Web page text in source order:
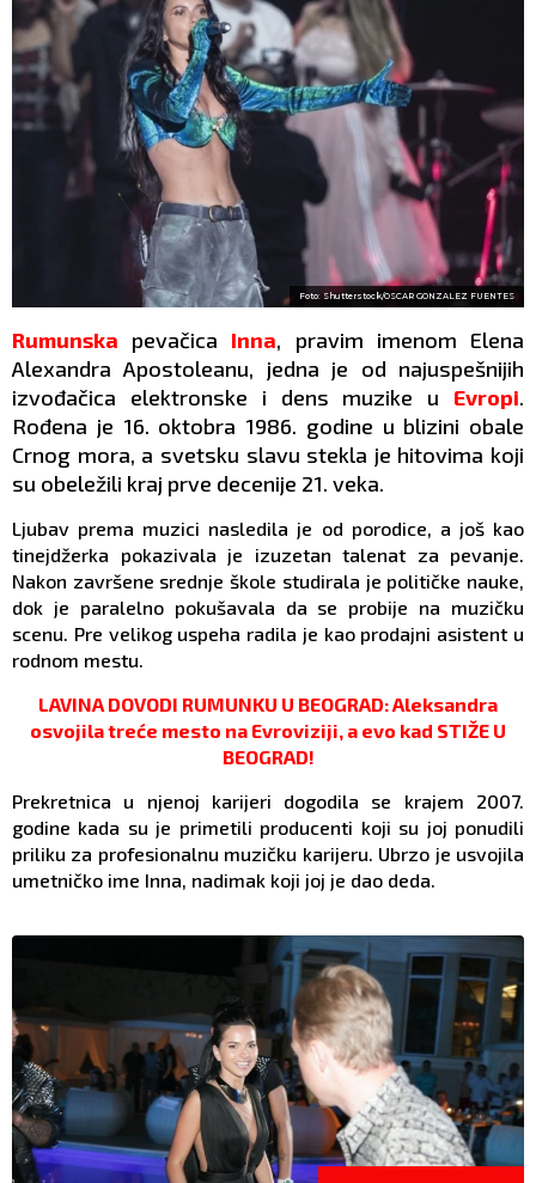
Foto: Shutterstock/OSCAR GONZALEZ FUENTES
Rumunska pevačica Inna, pravim imenom Elena
Alexandra Apostoleanu, jedna je od najuspešnijih
izvođačica elektronske i dens muzike u Evropi.
Rođena je 16. oktobra 1986. godine u blizini obale
Crnog mora, a svetsku slavu stekla je hitovima koji
su obeležili kraj prve decenije 21. veka.
Ljubav prema muzici nasledila je od porodice, a još kao
tinejdžerka pokazivala je izuzetan talenat za pevanje.
Nakon završene srednje škole studirala je političke nauke,
dok je paralelno pokušavala da se probije na muzičku
scenu. Pre velikog uspeha radila je kao prodajni asistent u
rodnom mestu.
LAVINA DOVODI RUMUNKU U BEOGRAD: Aleksandra
osvojila treće mesto na Evroviziji, a evo kad STIŽE U
BEOGRAD!
Prekretnica u njenoj karijeri dogodila se krajem 2007.
godine kada su je primetili producenti koji su joj ponudili
priliku za profesionalnu muzičku karijeru. Ubrzo je usvojila
umetničko ime Inna, nadimak koji joj je dao deda.